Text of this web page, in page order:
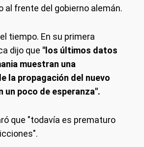
al frente del gobierno alemán.
tiempo. En su primera
dijo que "los últimos datos
muestran una
la propagación del nuevo
un poco de esperanza".
que "todavía es prematuro